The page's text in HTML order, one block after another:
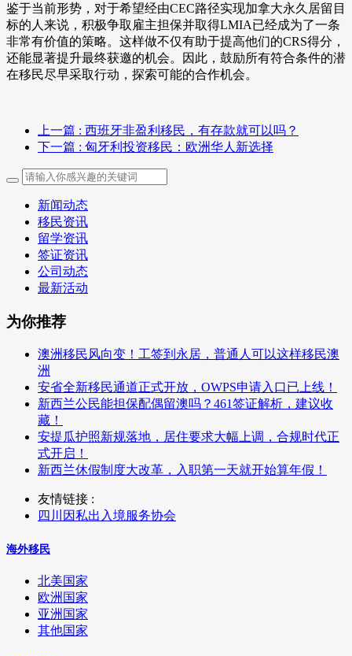
鉴于当前形势，对于希望经由CEC路径实现加拿大永久居留目
标的人来说，积极争取雇主担保并取得LMIA已经成为了一条
非常有价值的策略。这样做不仅有助于提高他们的CRS得分，
还能显著提升最终获邀的机会。因此，鼓励所有符合条件的潜
在移民尽早采取行动，探索可能的合作机会。
上一篇 : 西班牙非盈利移民，有存款就可以吗？
下一篇 : 匈牙利投资移民：欧洲华人新选择
新闻动态
移民资讯
留学资讯
签证资讯
公司动态
最新活动
为你推荐
澳洲移民风向变！工签到永居，普通人可以这样移民澳
洲
安省全新移民通道正式开放，OWPS申请入口已上线！
新西兰公民能担保配偶留澳吗？461签证解析，建议收
藏！
安提瓜护照新规落地，居住要求大幅上调，合规时代正
式开启！
新西兰休假制度大改革，入职第一天就开始算年假！
友情链接 :
四川因私出入境服务协会
海外移民
北美国家
欧洲国家
亚洲国家
其他国家